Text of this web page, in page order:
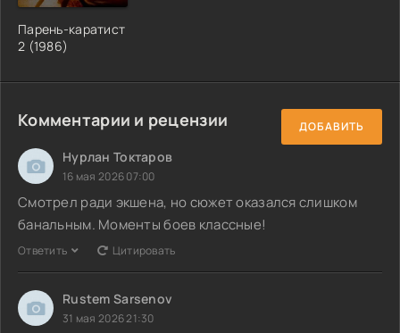
Парень-каратист
2 (1986)
Комментарии и рецензии ДОБАВИТЬ
Нурлан Токтаров
16 мая 2026 07:00
Смотрел ради экшена, но сюжет оказался слишком
банальным. Моменты боев классные!
Ответить Цитировать
Rustem Sarsenov
31 мая 2026 21:30